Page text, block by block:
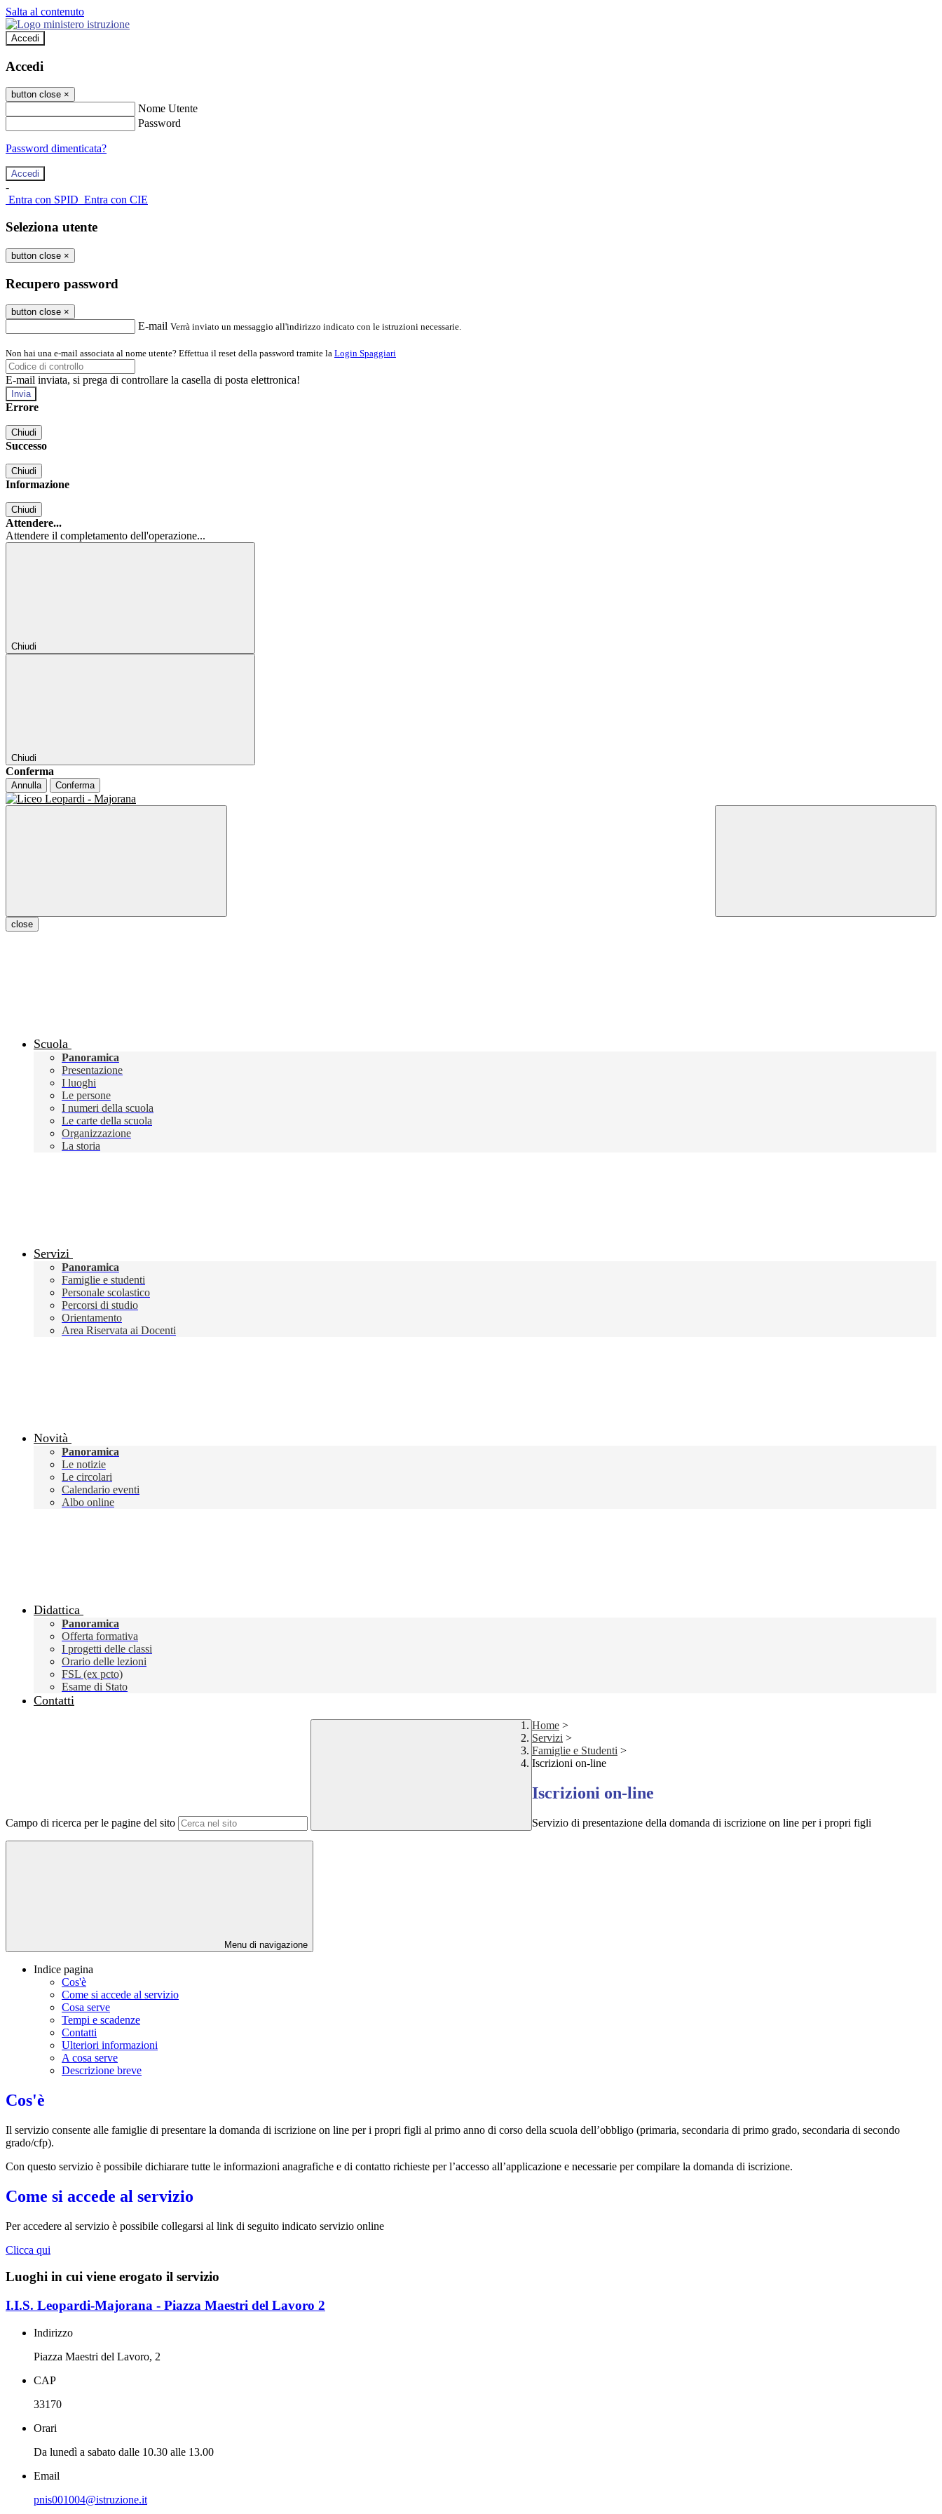
Salta al contenuto
Accedi
Accedi
button close ×
Nome Utente
Password
Password dimenticata?
-
Entra con SPID Entra con CIE
Seleziona utente
button close ×
Recupero password
button close ×
E-mail Verrà inviato un messaggio all'indirizzo indicato con le istruzioni necessarie.
Non hai una e-mail associata al nome utente? Effettua il reset della password tramite la Login Spaggiari
E-mail inviata, si prega di controllare la casella di posta elettronica!
Errore
Chiudi
Successo
Chiudi
Informazione
Chiudi
Attendere...
Attendere il completamento dell'operazione...
Chiudi
Chiudi
Conferma
Annulla Conferma
close
Scuola
Panoramica
Presentazione
I luoghi
Le persone
I numeri della scuola
Le carte della scuola
Organizzazione
La storia
Servizi
Panoramica
Famiglie e studenti
Personale scolastico
Percorsi di studio
Orientamento
Area Riservata ai Docenti
Novità
Panoramica
Le notizie
Le circolari
Calendario eventi
Albo online
Didattica
Panoramica
Offerta formativa
I progetti delle classi
Orario delle lezioni
FSL (ex pcto)
Esame di Stato
Contatti
Campo di ricerca per le pagine del sito
Home >
Servizi >
Famiglie e Studenti >
Iscrizioni on-line
Iscrizioni on-line
Servizio di presentazione della domanda di iscrizione on line per i propri figli
Menu di navigazione
Indice pagina
Cos'è
Come si accede al servizio
Cosa serve
Tempi e scadenze
Contatti
Ulteriori informazioni
A cosa serve
Descrizione breve
Cos'è
Il servizio consente alle famiglie di presentare la domanda di iscrizione on line per i propri figli al primo anno di corso della scuola dell’obbligo (primaria, secondaria di primo grado, secondaria di secondo
grado/cfp).
Con questo servizio è possibile dichiarare tutte le informazioni anagrafiche e di contatto richieste per l’accesso all’applicazione e necessarie per compilare la domanda di iscrizione.
Come si accede al servizio
Per accedere al servizio è possibile collegarsi al link di seguito indicato servizio online
Clicca qui
Luoghi in cui viene erogato il servizio
I.I.S. Leopardi-Majorana - Piazza Maestri del Lavoro 2
Indirizzo
Piazza Maestri del Lavoro, 2
CAP
33170
Orari
Da lunedì a sabato dalle 10.30 alle 13.00
Email
pnis001004@istruzione.it